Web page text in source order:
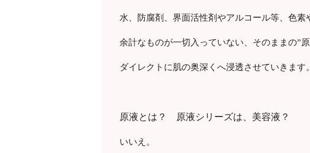
水、防腐剤、界面活性剤やアルコール等、色素
余計なものが一切入っていない、そのままの”
ダイレクトに肌の奥深くへ浸透させていきます。
原液とは？ 原液シリーズは、美容液？
いいえ。